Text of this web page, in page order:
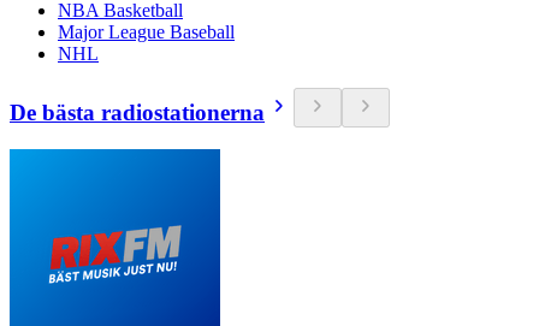
NBA Basketball
Major League Baseball
NHL
De bästa radiostationerna